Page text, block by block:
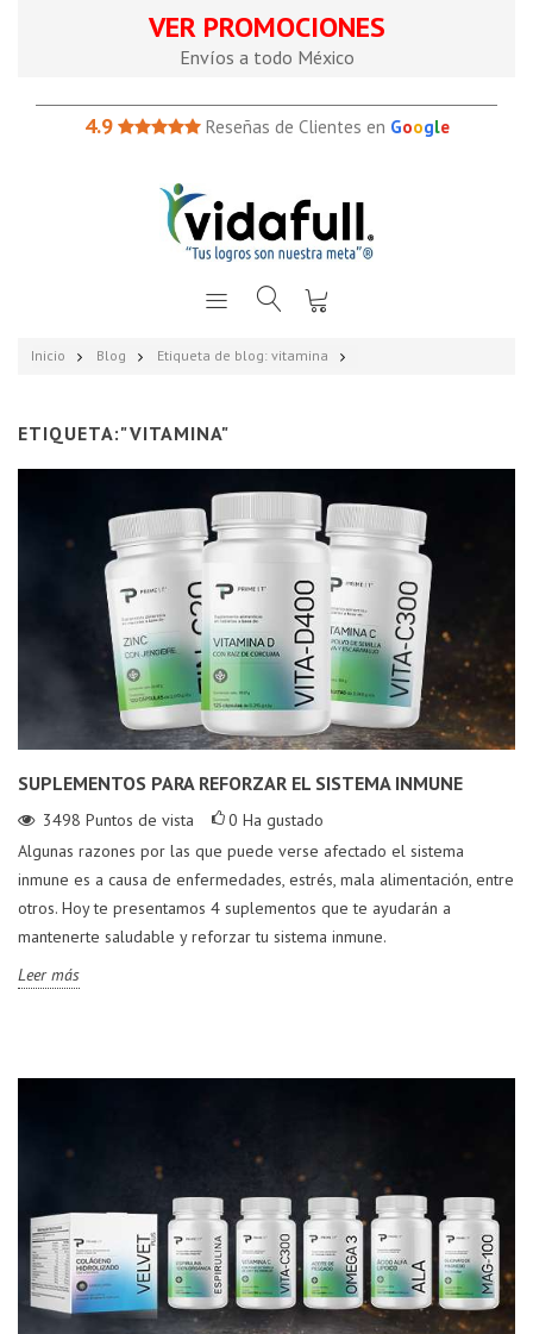
VER PROMOCIONES
Envíos a todo México
4.9 Reseñas de Clientes en Google
Inicio Blog Etiqueta de blog: vitamina
ETIQUETA:"VITAMINA"
SUPLEMENTOS PARA REFORZAR EL SISTEMA INMUNE
3498 Puntos de vista 0 Ha gustado
Algunas razones por las que puede verse afectado el sistema
inmune es a causa de enfermedades, estrés, mala alimentación, entre
otros. Hoy te presentamos 4 suplementos que te ayudarán a
mantenerte saludable y reforzar tu sistema inmune.
Leer más